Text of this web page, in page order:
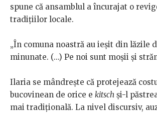
spune că ansamblul a încurajat o
tradițiilor locale.
„În comuna noastră au ieșit din lăzile
minunate. (...) Pe noi sunt moșii și
Ilaria se mândrește că protejează
bucovinean de orice e kitsch și-l
mai tradițională. La nivel discursiv,